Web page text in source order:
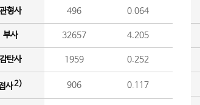
형사 496 0.064
부사 32657 4.205
탄사 1959 0.252
사2) 906 0.117